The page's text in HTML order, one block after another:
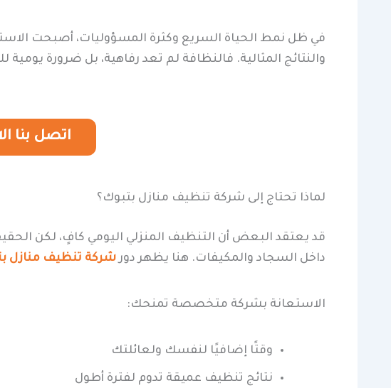
في ظل نمط الحياة السريع وكثرة المسؤوليات، أصبحت
والنتائج المثالية. فالنظافة لم تعد رفاهية، بل ضرورة
اتصل بنا
لماذا تحتاج إلى شركة تنظيف منازل بتبوك؟
قد يعتقد البعض أن التنظيف المنزلي اليومي كافٍ، لكن
داخل السجاد والمكيفات. هنا يظهر دورشركة تنظيف منازل
الاستعانة بشركة متخصصة تمنحك:
وقتًا إضافيًا لنفسك ولعائلتك
نتائج تنظيف عميقة تدوم لفترة أطول